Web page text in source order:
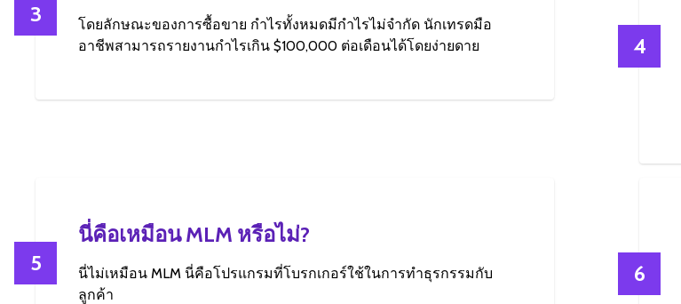
3
โดยลักษณะของการซื้อขาย กำไรทั้งหมดมีกำไรไม่จำกัด นักเทรดมือ
อาชีพสามารถรายงานกำไรเกิน $100,000 ต่อเดือนได้โดยง่ายดาย
4
5
นี่คือเหมือน MLM หรือไม่?
นี่ไม่เหมือน MLM นี่คือโปรแกรมที่โบรกเกอร์ใช้ในการทำธุรกรรมกับ
ลูกค้า
6